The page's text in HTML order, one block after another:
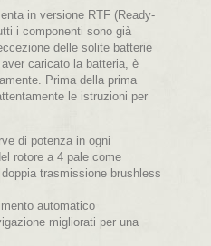
in versione RTF (Ready-
i componenti sono già
delle solite batterie
caricato la batteria, è
Prima della prima
le istruzioni per
di potenza in ogni
rotore a 4 pale come
trasmissione brushless
automatico
migliorati per una